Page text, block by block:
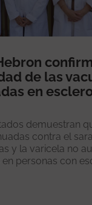
de las
en
demuestran
contra el
y la varicela no
personas con